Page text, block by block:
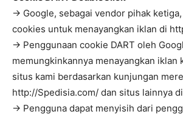
→ Google, sebagai vendor pihak
cookies untuk menayangkan iklan di
→ Penggunaan cookie DART oleh
memungkinkannya menayangkan iklan
situs kami berdasarkan kunjungan
http://Spedisia.com/ dan situs lainnya
→ Pengguna dapat menyisih dari